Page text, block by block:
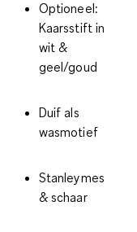
Optioneel:
Kaarsstift in
wit &
geel/goud
Duif als
wasmotief
Stanleymes
& schaar